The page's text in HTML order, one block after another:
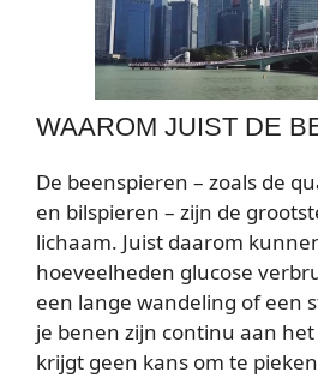
WAAROM JUIST DE
De beenspieren – zoals de
en bilspieren – zijn de
lichaam. Juist daarom
hoeveelheden glucose
een lange wandeling of een
je benen zijn continu aan
krijgt geen kans om te